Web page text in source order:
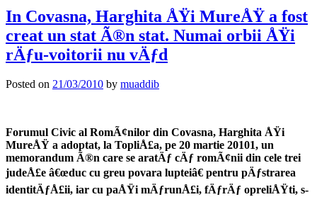
In Covasna, Harghita ÅŸi MureÅŸ a fost
creat un stat Ã®n stat. Numai orbii ÅŸi
rÄƒu-voitorii nu vÄƒd
Posted on 21/03/2010 by muaddib
Forumul Civic al RomÃ¢nilor din Covasna, Harghita ÅŸi
MureÅŸ a adoptat, la TopliÅ£a, pe 20 martie 20101, un
memorandum Ã®n care se aratÄƒ cÄƒ romÃ¢nii din cele trei
judeÅ£e â€œduc cu greu povara lupteiâ€ pentru pÄƒstrarea
identitÄƒÅ£ii, iar cu paÅŸi mÄƒrunÅ£i, fÄƒrÄƒ opreliÅŸti, s-